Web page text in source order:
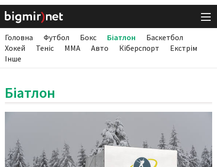
Головна Футбол Бокс Біатлон
Баскетбол
Хокей
Теніс ММА Авто Кіберспорт
Екстрім
Інше
Біатлон